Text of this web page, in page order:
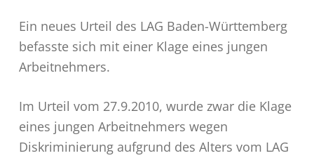
Ein neues Urteil des LAG Baden-Württemberg
befasste sich mit einer Klage eines jungen
Arbeitnehmers.
Im Urteil vom 27.9.2010, wurde zwar die Klage
eines jungen Arbeitnehmers wegen
Diskriminierung aufgrund des Alters vom LAG